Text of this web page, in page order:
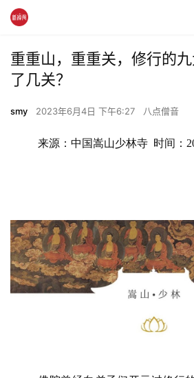
重重山，重重关，修行的
了几关？
smy 2023年6月4日 下午6:27 八点僧音
来源：中国嵩山少林寺  时间：